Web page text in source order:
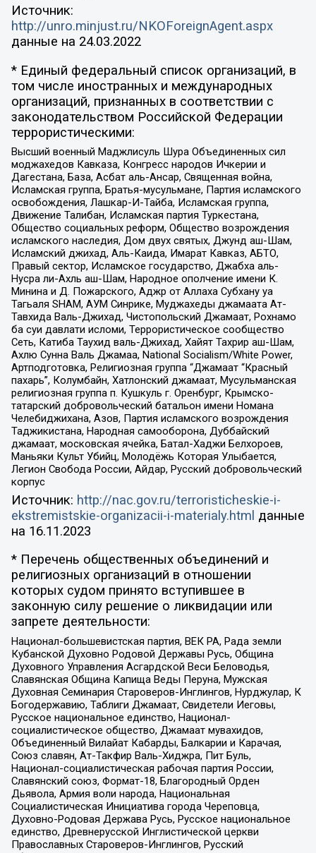
Источник:
http://unro.minjust.ru/NKOForeignAgent.aspx
данные на 24.03.2022
* Единый федеральный список организаций, в
том числе иностранных и международных
организаций, признанных в соответствии с
законодательством Российской Федерации
террористическими:
Высший военный Маджлисуль Шура Объединенных сил
моджахедов Кавказа, Конгресс народов Ичкерии и
Дагестана, База, Асбат аль-Ансар, Священная война,
Исламская группа, Братья-мусульмане, Партия исламского
освобождения, Лашкар-И-Тайба, Исламская группа,
Движение Талибан, Исламская партия Туркестана,
Общество социальных реформ, Общество возрождения
исламского наследия, Дом двух святых, Джунд аш-Шам,
Исламский джихад, Аль-Каида, Имарат Кавказ, АБТО,
Правый сектор, Исламское государство, Джабха аль-
Нусра ли-Ахль аш-Шам, Народное ополчение имени К.
Минина и Д. Пожарского, Аджр от Аллаха Субхану уа
Тагьаля SHAM, АУМ Синрике, Муджахеды джамаата Ат-
Тавхида Валь-Джихад, Чистопольский Джамаат, Рохнамо
ба суи давлати исломи, Террористическое сообщество
Сеть, Катиба Таухид валь-Джихад, Хайят Тахрир аш-Шам,
Ахлю Сунна Валь Джамаа, National Socialism/White Power,
Артподготовка, Религиозная группа “Джамаат “Красный
пахарь”, Колумбайн, Хатлонский джамаат, Мусульманская
религиозная группа п. Кушкуль г. Оренбург, Крымско-
татарский добровольческий батальон имени Номана
Челебиджихана, Азов, Партия исламского возрождения
Таджикистана, Народная самооборона, Дуббайский
джамаат, московская ячейка, Батал-Хаджи Белхороев,
Маньяки Культ Убийц, Молодёжь Которая Улыбается,
Легион Свобода России, Айдар, Русский добровольческий
корпус
Источник: http://nac.gov.ru/terroristicheskie-i-
ekstremistskie-organizacii-i-materialy.html данные
на 16.11.2023
* Перечень общественных объединений и
религиозных организаций в отношении
которых судом принято вступившее в
законную силу решение о ликвидации или
запрете деятельности:
Национал-большевистская партия, ВЕК РА, Рада земли
Кубанской Духовно Родовой Державы Русь, Община
Духовного Управления Асгардской Веси Беловодья,
Славянская Община Капища Веды Перуна, Мужская
Духовная Семинария Староверов-Инглингов, Нурджулар, К
Богодержавию, Таблиги Джамаат, Свидетели Иеговы,
Русское национальное единство, Национал-
социалистическое общество, Джамаат мувахидов,
Объединенный Вилайат Кабарды, Балкарии и Карачая,
Союз славян, Ат-Такфир Валь-Хиджра, Пит Буль,
Национал-социалистическая рабочая партия России,
Славянский союз, Формат-18, Благородный Орден
Дьявола, Армия воли народа, Национальная
Социалистическая Инициатива города Череповца,
Духовно-Родовая Держава Русь, Русское национальное
единство, Древнерусской Инглистической церкви
Православных Староверов-Инглингов, Русский